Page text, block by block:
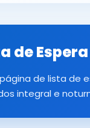
de
de lista de
integral e